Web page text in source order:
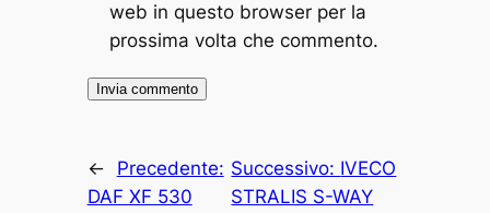
web in questo browser per la
prossima volta che commento.
←
Precedente:
DAF XF 530
Successivo: IVECO
STRALIS S-WAY